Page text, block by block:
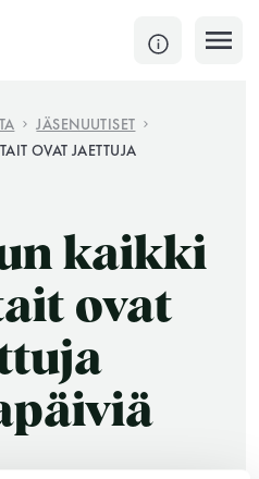
SULJE
on jaettu ja jokaisen kuun
HAE
JÄSENUUTISET
OVAT JAETTUJA
kaikki
ovat